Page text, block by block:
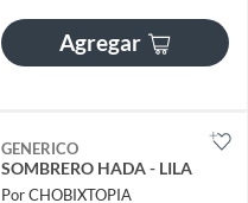
Agregar
GENERICO
SOMBRERO HADA - LILA
Por CHOBIXTOPIA